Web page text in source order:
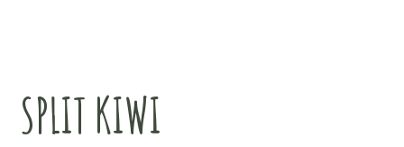
SPLIT KIWI